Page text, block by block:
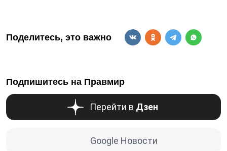
Поделитесь, это важно
Подпишитесь на Правмир
Перейти в Дзен
Google Новости